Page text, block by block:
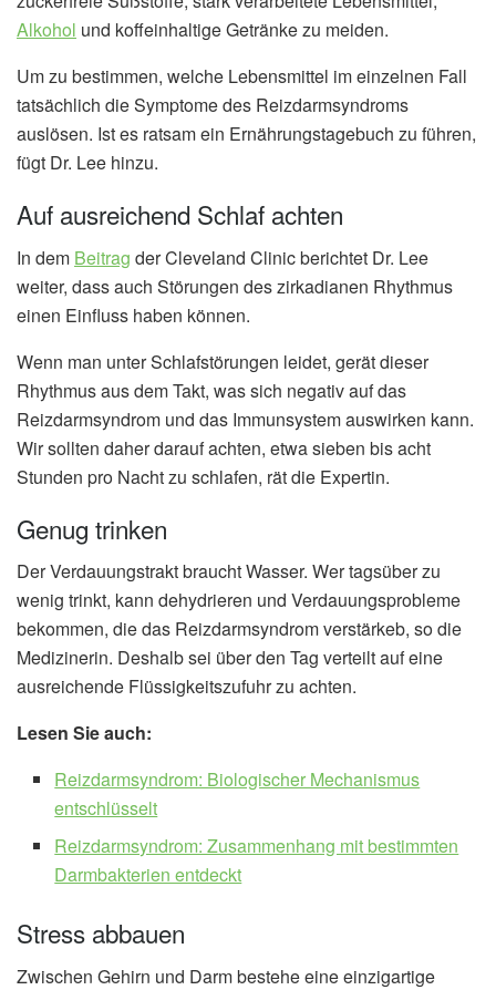
Alkohol und koffeinhaltige Getränke zu meiden.
Um zu bestimmen, welche Lebensmittel im einzelnen Fall
tatsächlich die Symptome des Reizdarmsyndroms
auslösen. Ist es ratsam ein Ernährungstagebuch zu führen,
fügt Dr. Lee hinzu.
Auf ausreichend Schlaf achten
In dem Beitrag der Cleveland Clinic berichtet Dr. Lee
weiter, dass auch Störungen des zirkadianen Rhythmus
einen Einfluss haben können.
Wenn man unter Schlafstörungen leidet, gerät dieser
Rhythmus aus dem Takt, was sich negativ auf das
Reizdarmsyndrom und das Immunsystem auswirken kann.
Wir sollten daher darauf achten, etwa sieben bis acht
Stunden pro Nacht zu schlafen, rät die Expertin.
Genug trinken
Der Verdauungstrakt braucht Wasser. Wer tagsüber zu
wenig trinkt, kann dehydrieren und Verdauungsprobleme
bekommen, die das Reizdarmsyndrom verstärkeb, so die
Medizinerin. Deshalb sei über den Tag verteilt auf eine
ausreichende Flüssigkeitszufuhr zu achten.
Lesen Sie auch:
Reizdarmsyndrom: Biologischer Mechanismus
entschlüsselt
Reizdarmsyndrom: Zusammenhang mit bestimmten
Darmbakterien entdeckt
Stress abbauen
Zwischen Gehirn und Darm bestehe eine einzigartige